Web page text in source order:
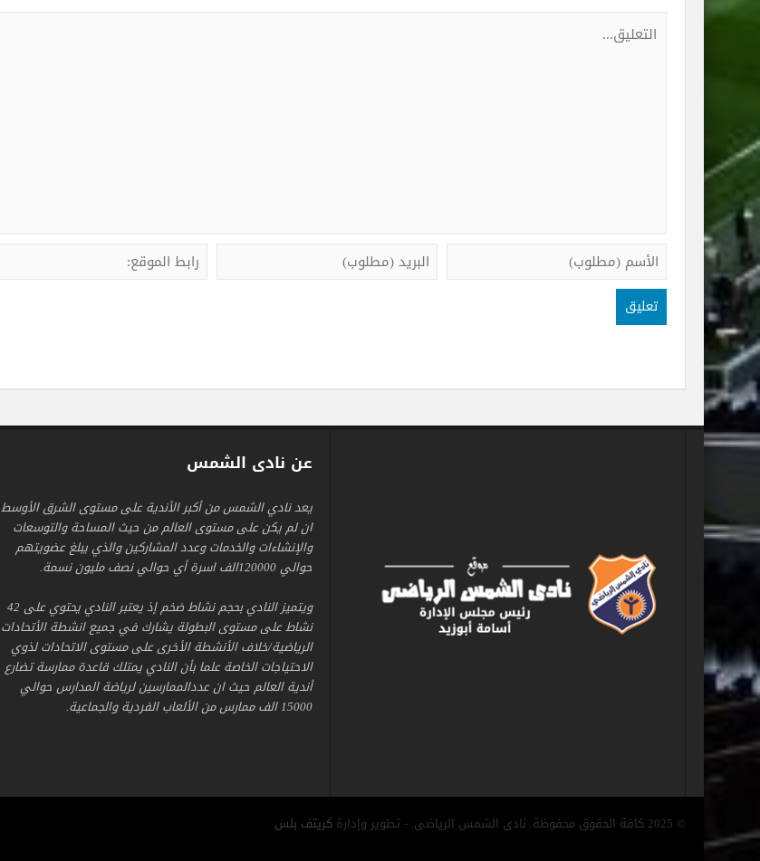
عن نادى الشمس
يعد نادي الشمس من أكبر الأندية على مستوى الشرق الأوسط
ان لم يكن على مستوى العالم من حيث المساحة والتوسعات
والإنشاءات والخدمات وعدد المشاركين والذي يبلغ عضويتهم
حوالي 120000الف اسرة أي حوالي نصف مليون نسمة.
ويتميز النادي بحجم نشاط ضخم إذ يعتبر النادي يحتوي على 42
نشاط على مستوى البطولة يشارك في جميع انشطة الأتحادات
الرياضية/خلاف الأنشطة الأخرى على مستوى الاتحادات لذوي
الاحتياجات الخاصة علما بأن النادي يمتلك قاعدة ممارسة تضارع
أندية العالم حيث ان عددالممارسين لرياضة المدارس حوالي
15000 الف ممارس من الألعاب الفردية والجماعية.
© 2025 كافة الحقوق محفوظة. نادى الشمس الرياضى. - تطوير وإدارة كريتف بلس